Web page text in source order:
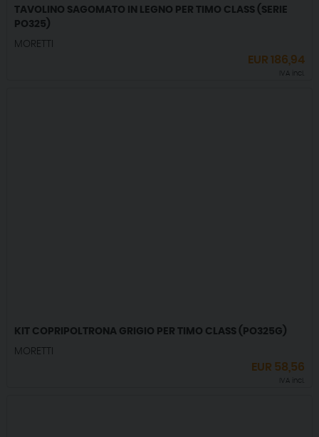
TAVOLINO SAGOMATO IN LEGNO PER TIMO CLASS (SERIE
PO325)
MORETTI
EUR186,94
IVA incl.
KIT COPRIPOLTRONA GRIGIO PER TIMO CLASS (PO325G)
MORETTI
EUR 58,56
IVA incl.